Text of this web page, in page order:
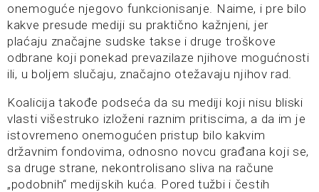
onemoguće njegovo funkcionisanje. Naime, i pre bilo
kakve presude mediji su praktično kažnjeni, jer
plaćaju značajne sudske takse i druge troškove
odbrane koji ponekad prevazilaze njihove mogućnosti
ili, u boljem slučaju, značajno otežavaju njihov rad.
Koalicija takođe podseća da su mediji koji nisu bliski
vlasti višestruko izloženi raznim pritiscima, a da im je
istovremeno onemogućen pristup bilo kakvim
državnim fondovima, odnosno novcu građana koji se,
sa druge strane, nekontrolisano sliva na račune
„podobnih“ medijskih kuća. Pored tužbi i čestih